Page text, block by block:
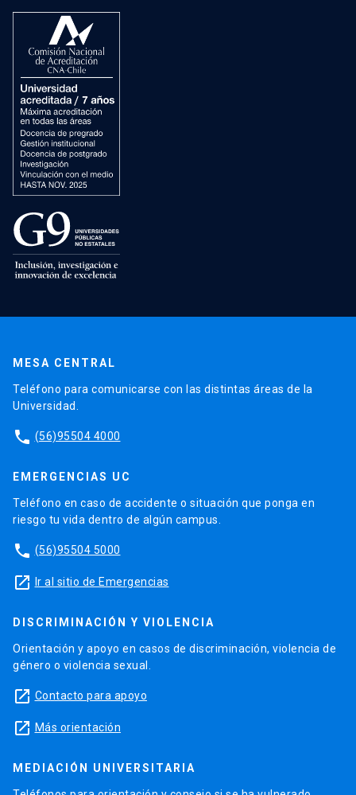
MESA CENTRAL
Teléfono para comunicarse con las distintas áreas de la
Universidad.
phone (56)95504 4000
EMERGENCIAS UC
Teléfono en caso de accidente o situación que ponga en
riesgo tu vida dentro de algún campus.
phone (56)95504 5000
launch Ir al sitio de Emergencias
DISCRIMINACIÓN Y VIOLENCIA
Orientación y apoyo en casos de discriminación, violencia de
género o violencia sexual.
launch Contacto para apoyo
launch Más orientación
MEDIACIÓN UNIVERSITARIA